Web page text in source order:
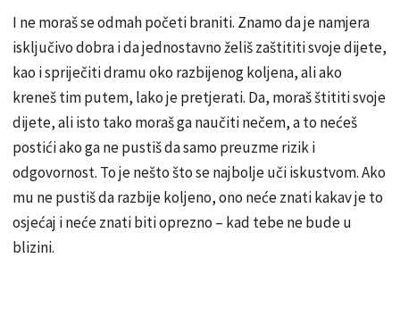
I ne moraš se odmah početi braniti. Znamo da je namjera
isključivo dobra i da jednostavno želiš zaštititi svoje dijete,
kao i spriječiti dramu oko razbijenog koljena, ali ako
kreneš tim putem, lako je pretjerati. Da, moraš štititi svoje
dijete, ali isto tako moraš ga naučiti nečem, a to nećeš
postići ako ga ne pustiš da samo preuzme rizik i
odgovornost. To je nešto što se najbolje uči iskustvom. Ako
mu ne pustiš da razbije koljeno, ono neće znati kakav je to
osjećaj i neće znati biti oprezno – kad tebe ne bude u
blizini.